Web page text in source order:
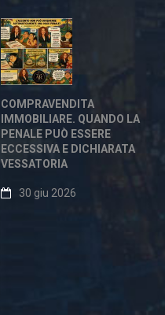
COMPRAVENDITA
IMMOBILIARE. QUANDO LA
PENALE PUÒ ESSERE
ECCESSIVA E DICHIARATA
VESSATORIA
30 giu 2026